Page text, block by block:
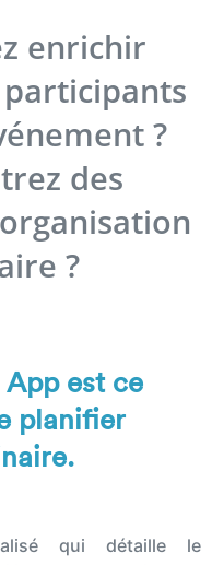
enrichir
participants
?
des
?
est ce
planifier
qui détaille le